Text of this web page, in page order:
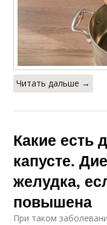
Читать дальше →
Какие есть
капусте.
желудка,
повышена
При таком